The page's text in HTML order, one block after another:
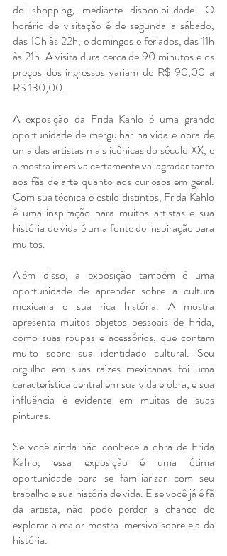
do shopping, mediante disponibilidade. O
horário de visitação é de segunda a sábado,
das 10h às 22h, e domingos e feriados, das 11h
às 21h. A visita dura cerca de 90 minutos e os
preços dos ingressos variam de R$ 90,00 a
R$ 130,00.
A exposição da Frida Kahlo é uma grande
oportunidade de mergulhar na vida e obra de
uma das artistas mais icônicas do século XX, e
a mostra imersiva certamente vai agradar tanto
aos fãs de arte quanto aos curiosos em geral.
Com sua técnica e estilo distintos, Frida Kahlo
é uma inspiração para muitos artistas e sua
história de vida é uma fonte de inspiração para
muitos.
Além disso, a exposição também é uma
oportunidade de aprender sobre a cultura
mexicana e sua rica história. A mostra
apresenta muitos objetos pessoais de Frida,
como suas roupas e acessórios, que contam
muito sobre sua identidade cultural. Seu
orgulho em suas raízes mexicanas foi uma
característica central em sua vida e obra, e sua
influência é evidente em muitas de suas
pinturas.
Se você ainda não conhece a obra de Frida
Kahlo, essa exposição é uma ótima
oportunidade para se familiarizar com seu
trabalho e sua história de vida. E se você já é fã
da artista, não pode perder a chance de
explorar a maior mostra imersiva sobre ela da
história.